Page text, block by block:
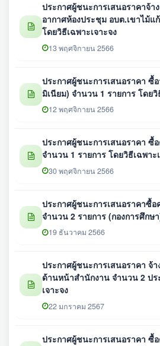
ประกาศผู้ชนะการเสนอราคาจ้า
อากาศห้องประชุม อบต.เขาไม้แ
โดยวิธีเฉพาะเจาะจง
13 พฤศจิกายน 2566
ประกาศผู้ชนะการเสนอราคา ซื้
มิเนียม) จำนวน 1 รายการ โดยวิ
12 พฤศจิกายน 2566
ประกาศผู้ชนะการเสนอราคา ซื้
จำนวน 1 รายการ โดยวิธีเฉพาะ
30 พฤศจิกายน 2566
ประกาศผู้ชนะการเสนอราคาซื้
จำนวน 2 รายการ (กองการศึกษ
19 ธันวาคม 2566
ประกาศผู้ชนะการเสนอราคา จ้
ด้านหน้าสำนักงาน จำนวน 2 ปร
เจาะจง
22 มกราคม 2567
ประกาศผู้ชนะการเสนอราคา ซื้